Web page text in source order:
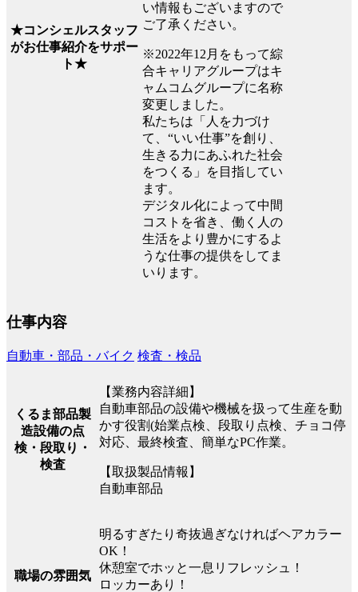
★コンシェルスタッフ
がお仕事紹介をサポー
ト★
い情報もございますので
ご了承ください。
※2022年12月をもって綜
合キャリアグループはキ
ャムコムグループに名称
変更しました。
私たちは「人を力づけ
て、“いい仕事”を創り、
生きる力にあふれた社会
をつくる」を目指してい
ます。
デジタル化によって中間
コストを省き、働く人の
生活をより豊かにするよ
うな仕事の提供をしてま
いります。
仕事内容
自動車・部品・バイク 検査・検品
くるま部品製
造設備の点
検・段取り・
検査
【業務内容詳細】
自動車部品の設備や機械を扱って生産を動
かす役割(始業点検、段取り点検、チョコ停
対応、最終検査、簡単なPC作業。
【取扱製品情報】
自動車部品
職場の雰囲気
明るすぎたり奇抜過ぎなければヘアカラー
OK！
休憩室でホッと一息リフレッシュ！
ロッカーあり！